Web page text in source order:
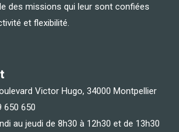
des missions qui leur sont confiées
et flexibilité.
Victor Hugo, 34000 Montpellier
650 650
au jeudi de 8h30 à 12h30 et de 13h30